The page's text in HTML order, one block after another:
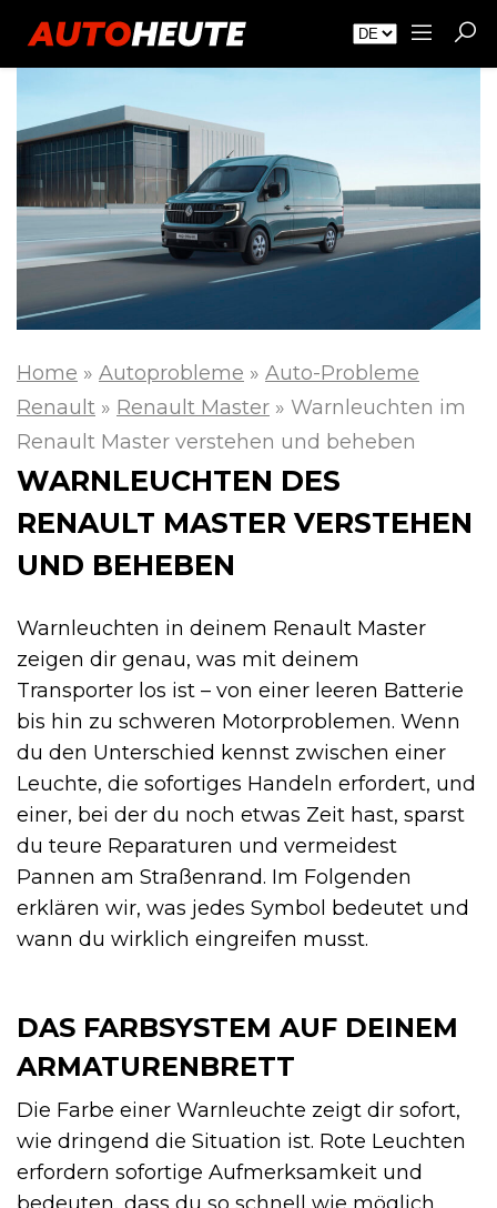
Home » Autoprobleme » Auto-Probleme
Renault » Renault Master » Warnleuchten im
Renault Master verstehen und beheben
WARNLEUCHTEN DES
RENAULT MASTER VERSTEHEN
UND BEHEBEN
Warnleuchten in deinem Renault Master
zeigen dir genau, was mit deinem
Transporter los ist – von einer leeren Batterie
bis hin zu schweren Motorproblemen. Wenn
du den Unterschied kennst zwischen einer
Leuchte, die sofortiges Handeln erfordert, und
einer, bei der du noch etwas Zeit hast, sparst
du teure Reparaturen und vermeidest
Pannen am Straßenrand. Im Folgenden
erklären wir, was jedes Symbol bedeutet und
wann du wirklich eingreifen musst.
DAS FARBSYSTEM AUF DEINEM
ARMATURENBRETT
Die Farbe einer Warnleuchte zeigt dir sofort,
wie dringend die Situation ist. Rote Leuchten
erfordern sofortige Aufmerksamkeit und